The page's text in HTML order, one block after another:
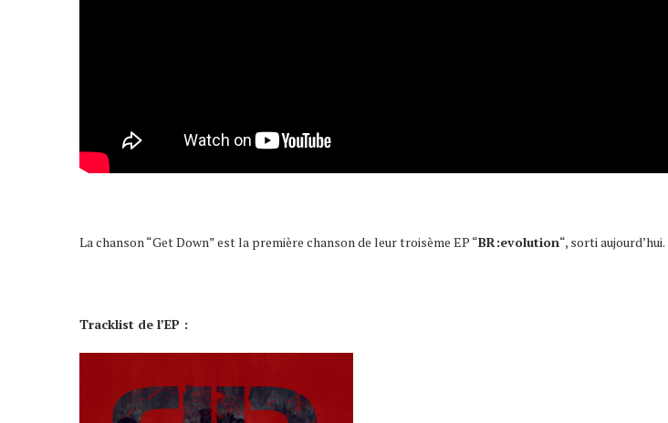
La chanson “Get Down” est la première chanson de leur troisème EP “BR:evolution“, sorti aujourd’hui.
Tracklist de l’EP :